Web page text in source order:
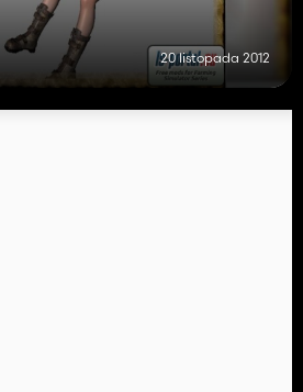
20 listopada 2012